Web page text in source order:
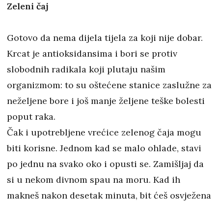
Zeleni čaj
Gotovo da nema dijela tijela za koji nije dobar.
Krcat je antioksidansima i bori se protiv
slobodnih radikala koji plutaju našim
organizmom: to su oštećene stanice zaslužne za
neželjene bore i još manje željene teške bolesti
poput raka.
Čak i upotrebljene vrećice zelenog čaja mogu
biti korisne. Jednom kad se malo ohlade, stavi
po jednu na svako oko i opusti se. Zamišljaj da
si u nekom divnom spau na moru. Kad ih
makneš nakon desetak minuta, bit ćeš osvježena